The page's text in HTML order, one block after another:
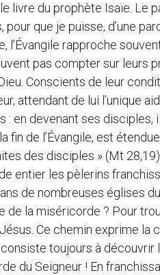
livre du prophète Isaïe. Le
que je puisse, d’une
l’Évangile rapproche
pas compter sur leurs
Conscients de leur
attendant de lui l’unique
: en devenant ses
fin de l’Évangile, est
des disciples » (Mt
entier les pèlerins
de nombreuses églises
la miséricorde ? Pour
Ce chemin exprime la
toujours à découvrir
du Seigneur ! En